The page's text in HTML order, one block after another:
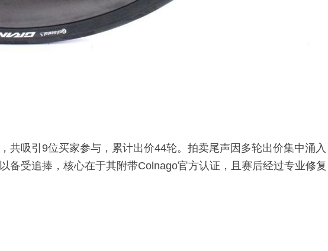
共吸引9位买家参与，累计出价44轮。拍卖尾声因多轮出价集中涌
备受追捧，核心在于其附带Colnago官方认证，且赛后经过专业修